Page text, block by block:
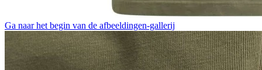
Ga naar het begin van de afbeeldingen-gallerij